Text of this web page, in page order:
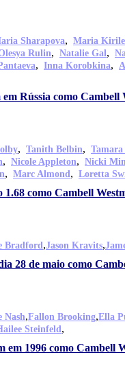
Sharapova, Maria
Rulin, Natalie Gal,
, Inna Korobkina,
Rússia como Cambell
, Tanith Belbin, Tamara
, Nicole Appleton, Nicki
, Marc Almond, Loretta
1.68 como Cambell
Bradford,Jason Kravits,
28 de maio como
Nash,Fallon Brooking,Ella
Steinfeld,
em 1996 como Cambell